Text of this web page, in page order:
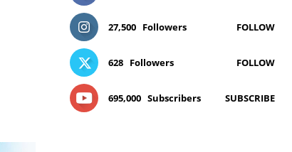
27,500 Followers FOLLOW
628 Followers FOLLOW
695,000 Subscribers SUBSCRIBE